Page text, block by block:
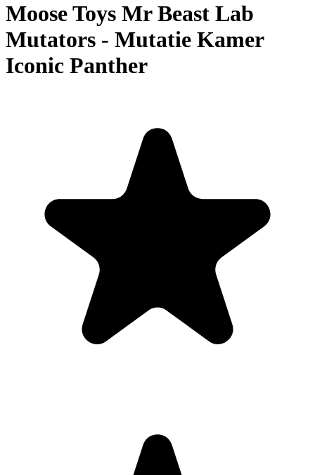
Moose Toys Mr Beast Lab
Mutators - Mutatie Kamer
Iconic Panther